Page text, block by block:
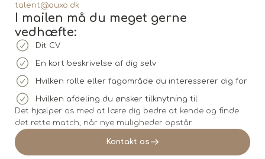
talent@auxo.dk
I mailen må du meget gerne
vedhæfte:
Dit CV
En kort beskrivelse af dig selv
Hvilken rolle eller fagområde du interesserer dig for
Hvilken afdeling du ønsker tilknytning til
Det hjælper os med at lære dig bedre at kende og finde
det rette match, når nye muligheder opstår.
Kontakt os